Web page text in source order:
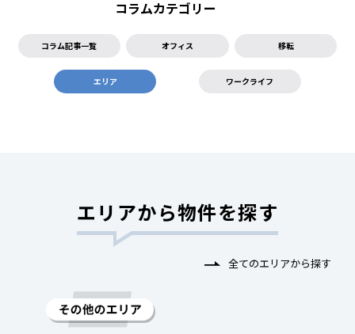
コラムカテゴリー
コラム記事一覧 オフィス 移転
エリア ワークライフ
エリアから物件を探す
全てのエリアから探す